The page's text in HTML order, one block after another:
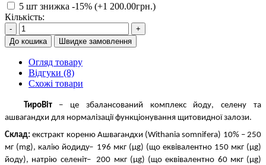
5 шт знижка -15% (+1 200.00грн.)
Кількість:
-
+
До кошика
Швидке замовлення
Огляд товару
Відгуки (8)
Схожі товари
ТироВіт − це збалансований комплекс йоду, селену та
ашвагандхи для нормалізації функціонування щитовидної залози.
Склад: екстракт кореню Ашвагандхи (Withania somnifera) 10% – 250
мг (mg), калiю йодиду ̶  196 мкг (μg) (що еквівалентно 150 мкг (μg)
йоду), натрію селеніт ̶  200 мкг (μg) (що еквівалентно 60 мкг (μg)